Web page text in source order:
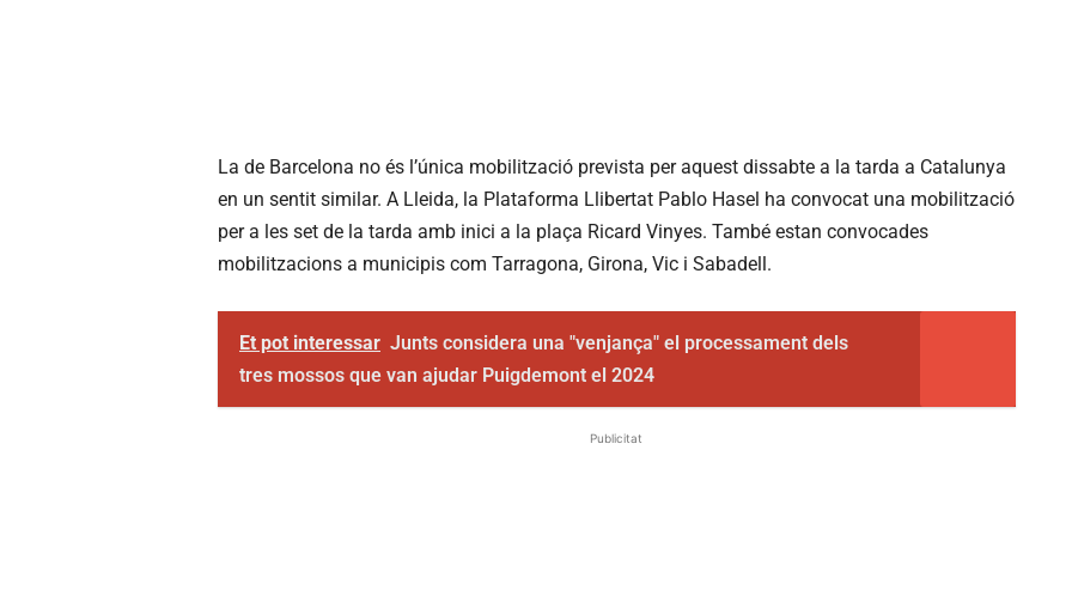
La de Barcelona no és l’única mobilització prevista per aquest dissabte a la tarda a Catalunya
en un sentit similar. A Lleida, la Plataforma Llibertat Pablo Hasel ha convocat una mobilització
per a les set de la tarda amb inici a la plaça Ricard Vinyes. També estan convocades
mobilitzacions a municipis com Tarragona, Girona, Vic i Sabadell.
Et pot interessar Junts considera una "venjança" el processament dels
tres mossos que van ajudar Puigdemont el 2024
Publicitat